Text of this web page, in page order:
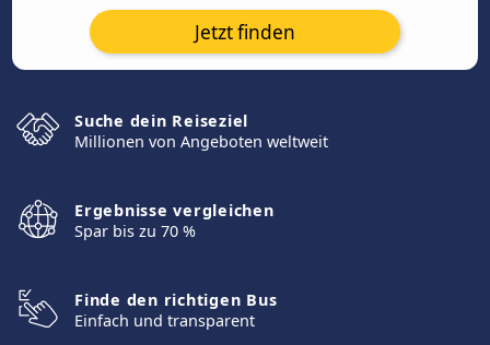
Jetzt finden
Suche dein Reiseziel
Millionen von Angeboten weltweit
Ergebnisse vergleichen
Spar bis zu 70 %
Finde den richtigen Bus
Einfach und transparent